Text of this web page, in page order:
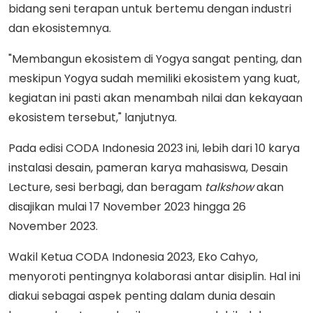
bidang seni terapan untuk bertemu dengan industri
dan ekosistemnya.
"Membangun ekosistem di Yogya sangat penting, dan
meskipun Yogya sudah memiliki ekosistem yang kuat,
kegiatan ini pasti akan menambah nilai dan kekayaan
ekosistem tersebut," lanjutnya.
Pada edisi CODA Indonesia 2023 ini, lebih dari 10 karya
instalasi desain, pameran karya mahasiswa, Desain
Lecture, sesi berbagi, dan beragam talkshowakan
disajikan mulai 17 November 2023 hingga 26
November 2023.
Wakil Ketua CODA Indonesia 2023, Eko Cahyo,
menyoroti pentingnya kolaborasi antar disiplin. Hal ini
diakui sebagai aspek penting dalam dunia desain